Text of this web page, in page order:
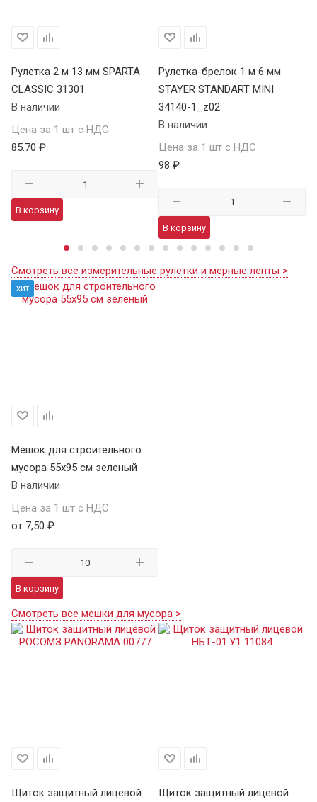
Рулетка 2 м 13 мм SPARTA
CLASSIC 31301
В наличии
Цена за 1 шт с НДС
85.70 ₽
В корзину
Рулетка-брелок 1 м 6 мм
STAYER STANDART MINI
34140-1_z02
В наличии
Цена за 1 шт с НДС
98 ₽
В корзину
Смотреть все измерительные рулетки и мерные ленты >
хит
Мешок для строительного
мусора 55х95 см зеленый
В наличии
Цена за 1 шт с НДС
от 7,50 ₽
В корзину
Смотреть все мешки для мусора >
Щиток защитный лицевой Щиток защитный лицевой